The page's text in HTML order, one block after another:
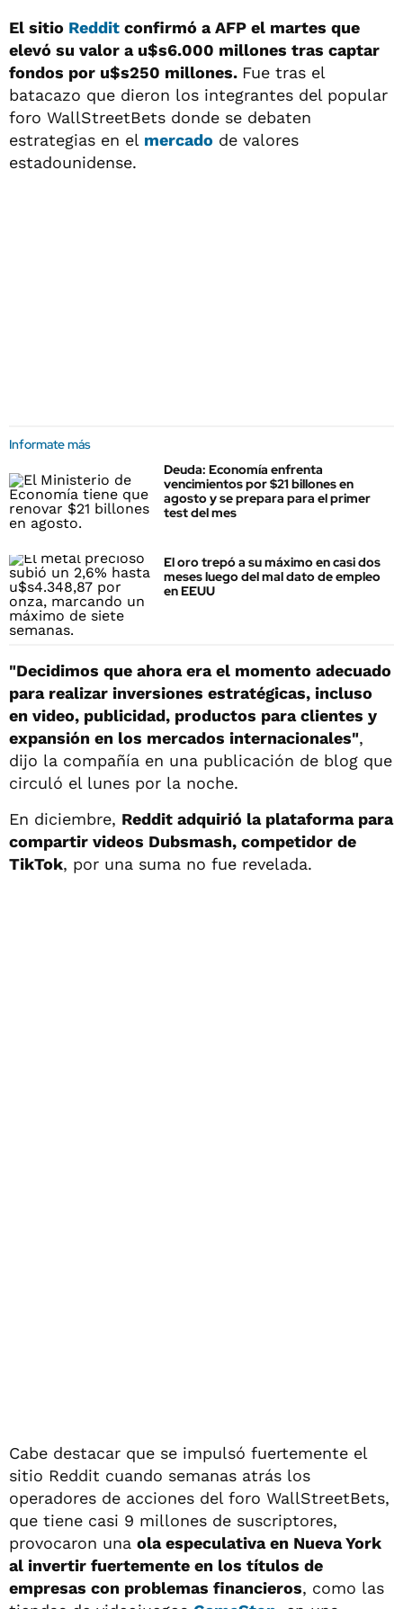
El sitio Reddit confirmó a AFP el martes que
elevó su valor a u$s6.000 millones tras captar
fondos por u$s250 millones. Fue tras el
batacazo que dieron los integrantes del popular
foro WallStreetBets donde se debaten
estrategias en el mercado de valores
estadounidense.
Informate más
Deuda: Economía enfrenta
vencimientos por $21 billones en
agosto y se prepara para el primer
test del mes
El oro trepó a su máximo en casi dos
meses luego del mal dato de empleo
en EEUU
"Decidimos que ahora era el momento adecuado
para realizar inversiones estratégicas, incluso
en video, publicidad, productos para clientes y
expansión en los mercados internacionales",
dijo la compañía en una publicación de blog que
circuló el lunes por la noche.
En diciembre, Reddit adquirió la plataforma para
compartir videos Dubsmash, competidor de
TikTok, por una suma no fue revelada.
Cabe destacar que se impulsó fuertemente el
sitio Reddit cuando semanas atrás los
operadores de acciones del foro WallStreetBets,
que tiene casi 9 millones de suscriptores,
provocaron una ola especulativa en Nueva York
al invertir fuertemente en los títulos de
empresas con problemas financieros, como las